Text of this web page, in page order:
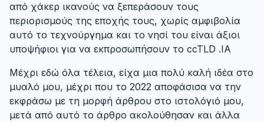
από χάκερ ικανούς να ξεπεράσουν τους
περιορισμούς της εποχής τους, χωρίς αμφιβολία
αυτό το τεχνούργημα και το νησί του είναι άξιοι
υποψήφιοι για να εκπροσωπήσουν το ccTLD .IA
Μέχρι εδώ όλα τέλεια, είχα μια πολύ καλή ιδέα στο
μυαλό μου, μέχρι που το 2022 αποφάσισα να την
εκφράσω με τη μορφή άρθρου στο ιστολόγιό μου,
μετά από αυτό το άρθρο ακολούθησαν και άλλα